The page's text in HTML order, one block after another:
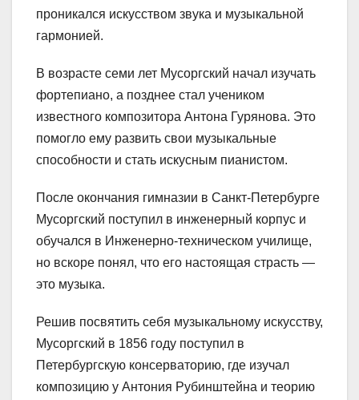
проникался искусством звука и музыкальной
гармонией.
В возрасте семи лет Мусоргский начал изучать
фортепиано, а позднее стал учеником
известного композитора Антона Гурянова. Это
помогло ему развить свои музыкальные
способности и стать искусным пианистом.
После окончания гимназии в Санкт-Петербурге
Мусоргский поступил в инженерный корпус и
обучался в Инженерно-техническом училище,
но вскоре понял, что его настоящая страсть —
это музыка.
Решив посвятить себя музыкальному искусству,
Мусоргский в 1856 году поступил в
Петербургскую консерваторию, где изучал
композицию у Антония Рубинштейна и теорию